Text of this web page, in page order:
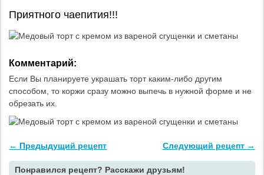
Приятного чаепития!!!
Комментарий:
Если Вы планируете украшать торт каким-либо другим
способом, то коржи сразу можно выпечь в нужной форме и не
обрезать их.
← Предыдущий рецепт Следующий рецепт →
Понравился рецепт? Расскажи друзьям!